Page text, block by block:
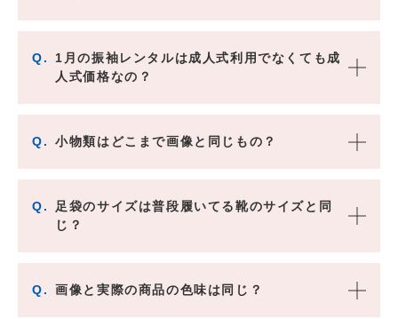
Q.
1月の振袖レンタルは成人式利用でなくても成
人式価格なの？
Q. 小物類はどこまで画像と同じもの？
Q.
足袋のサイズは普段履いてる靴のサイズと同
じ？
Q. 画像と実際の商品の色味は同じ？